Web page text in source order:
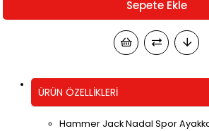
ÜRÜN ÖZELLIKLERI
Hammer Jack Nadal Spor